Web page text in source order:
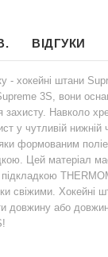
ВІДГУКИ
- хокейні штани
3S, вони
Навколо
у чутливій
формованим
Цей матеріал
свіжими.
або